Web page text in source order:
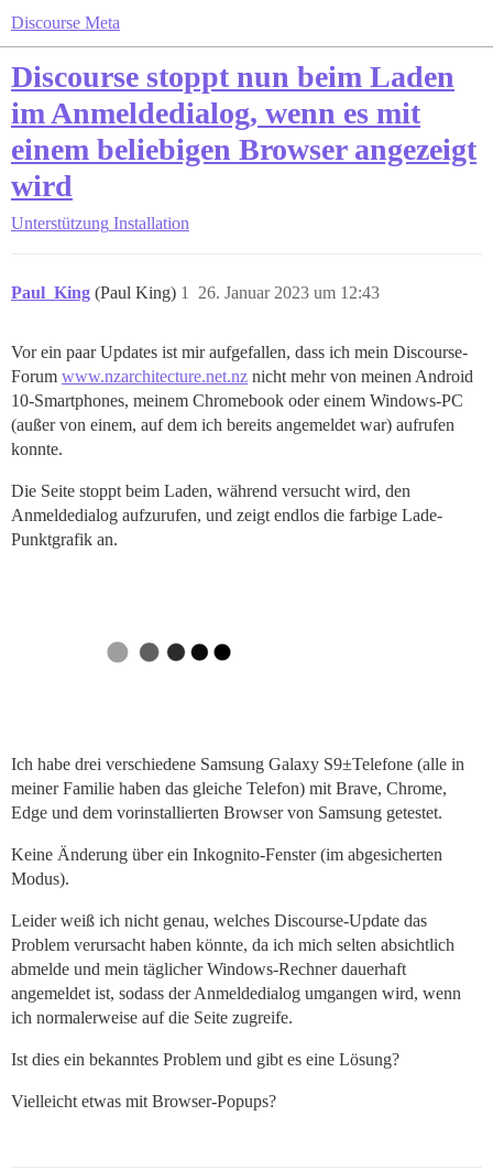
Discourse Meta
Discourse stoppt nun beim Laden
im Anmeldedialog, wenn es mit
einem beliebigen Browser angezeigt
wird
Unterstützung Installation
Paul_King (Paul King) 26. Januar 2023 um 12:43
1
Vor ein paar Updates ist mir aufgefallen, dass ich mein Discourse-
Forum www.nzarchitecture.net.nz nicht mehr von meinen Android
10-Smartphones, meinem Chromebook oder einem Windows-PC
(außer von einem, auf dem ich bereits angemeldet war) aufrufen
konnte.
Die Seite stoppt beim Laden, während versucht wird, den
Anmeldedialog aufzurufen, und zeigt endlos die farbige Lade-
Punktgrafik an.
Ich habe drei verschiedene Samsung Galaxy S9±Telefone (alle in
meiner Familie haben das gleiche Telefon) mit Brave, Chrome,
Edge und dem vorinstallierten Browser von Samsung getestet.
Keine Änderung über ein Inkognito-Fenster (im abgesicherten
Modus).
Leider weiß ich nicht genau, welches Discourse-Update das
Problem verursacht haben könnte, da ich mich selten absichtlich
abmelde und mein täglicher Windows-Rechner dauerhaft
angemeldet ist, sodass der Anmeldedialog umgangen wird, wenn
ich normalerweise auf die Seite zugreife.
Ist dies ein bekanntes Problem und gibt es eine Lösung?
Vielleicht etwas mit Browser-Popups?